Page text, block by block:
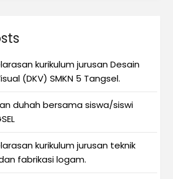
kurikulum jurusan Desain
(DKV) SMKN 5 Tangsel.
duhah bersama siswa/siswi
kurikulum jurusan teknik
fabrikasi logam.